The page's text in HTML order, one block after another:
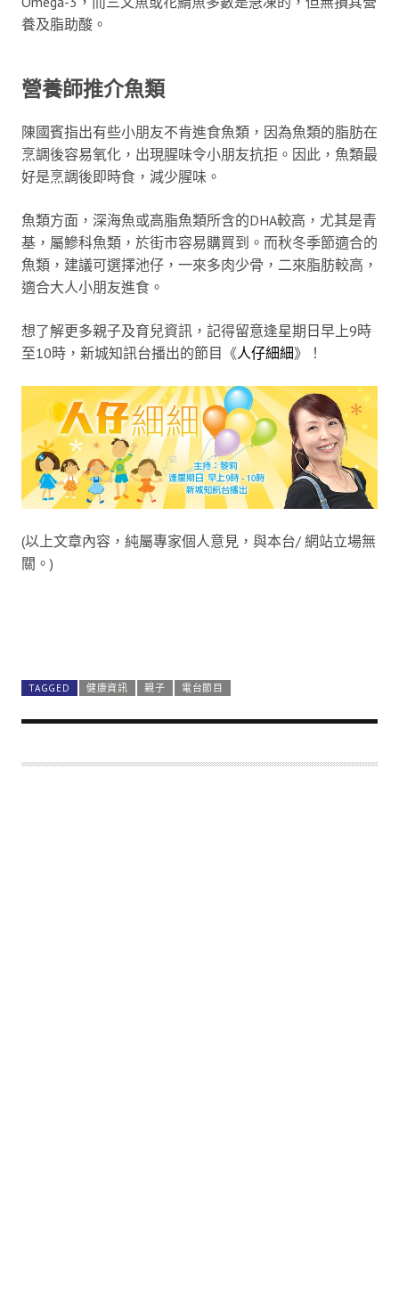
養及脂助酸。
營養師推介魚類
陳國賓指出有些小朋友不肯進食魚類，因為魚類的脂肪在
烹調後容易氧化，出現腥味令小朋友抗拒。因此，魚類最
好是烹調後即時食，減少腥味。
魚類方面，深海魚或高脂魚類所含的DHA較高，尤其是青
基，屬鰺科魚類，於街市容易購買到。而秋冬季節適合的
魚類，建議可選擇池仔，一來多肉少骨，二來脂肪較高，
適合大人小朋友進食。
想了解更多親子及育兒資訊，記得留意逢星期日早上9時
至10時，新城知訊台播出的節目《人仔細細》！
(以上文章內容，純屬專家個人意見，與本台/ 網站立場無
關。)
TAGGED 健康資訊 親子 電台節目